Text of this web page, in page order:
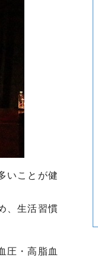
いことが健
、生活習慣
圧・高脂血